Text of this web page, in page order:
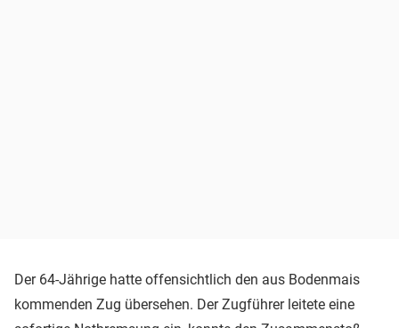
Der 64-Jährige hatte offensichtlich den aus Bodenmais
kommenden Zug übersehen. Der Zugführer leitete eine